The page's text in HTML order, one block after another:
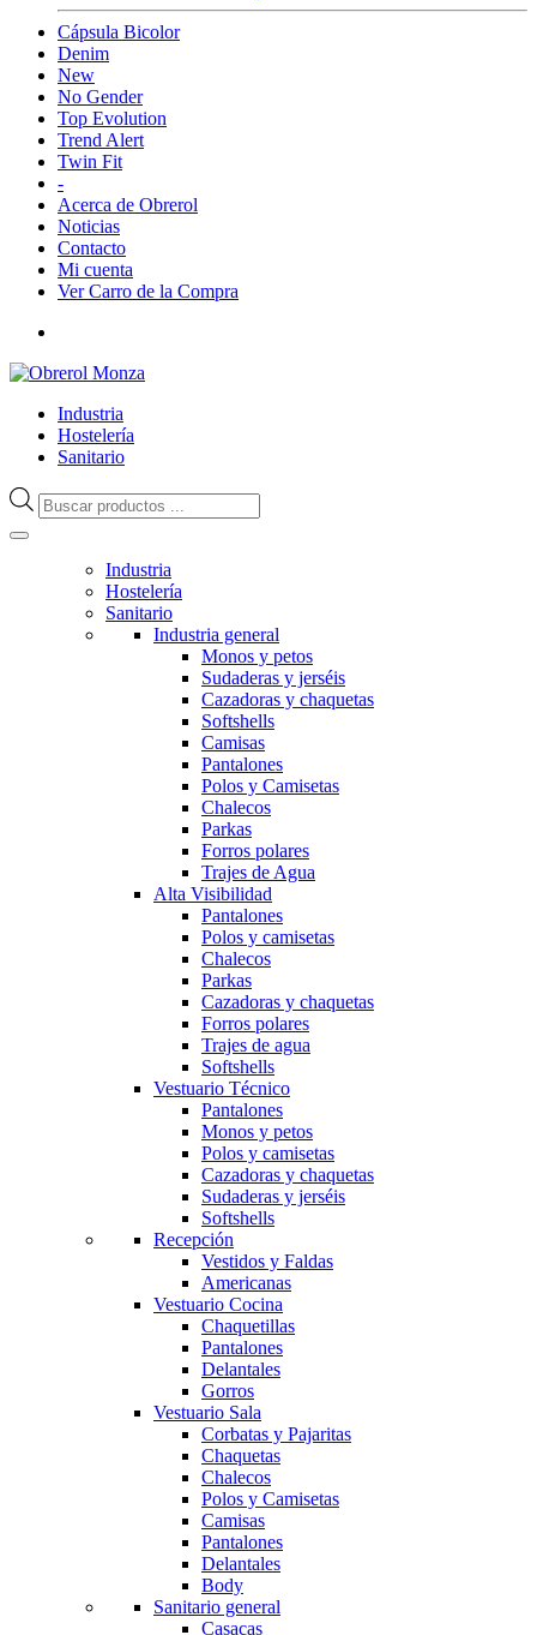
Cápsula Bicolor
Denim
New
No Gender
Top Evolution
Trend Alert
Twin Fit
-
Acerca de Obrerol
Noticias
Contacto
Mi cuenta
Ver Carro de la Compra
Industria
Hostelería
Sanitario
Búsqueda
de
Industria
Hostelería
Sanitario
Industria general
Monos y petos
Sudaderas y jerséis
Cazadoras y chaquetas
Softshells
Camisas
Pantalones
Polos y Camisetas
Chalecos
Parkas
Forros polares
Trajes de Agua
Alta Visibilidad
Pantalones
Polos y camisetas
Chalecos
Parkas
Cazadoras y chaquetas
Forros polares
Trajes de agua
Softshells
Vestuario Técnico
Pantalones
Monos y petos
Polos y camisetas
Cazadoras y chaquetas
Sudaderas y jerséis
Softshells
Recepción
Vestidos y Faldas
Americanas
Vestuario Cocina
Chaquetillas
Pantalones
Delantales
Gorros
Vestuario Sala
Corbatas y Pajaritas
Chaquetas
Chalecos
Polos y Camisetas
Camisas
Pantalones
Delantales
Body
Sanitario general
Casacas